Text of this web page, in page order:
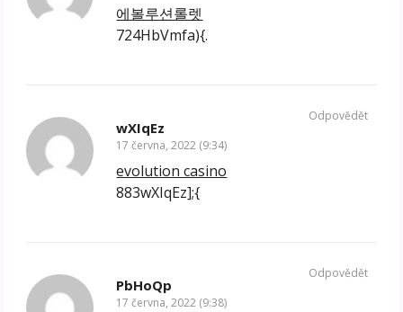
에볼루션롤렛
724HbVmfa){.
wXIqEz
17 června, 2022 (9:34)
evolution casino
883wXIqEz];{
Odpovědět
PbHoQp
17 června, 2022 (9:38)
Odpovědět